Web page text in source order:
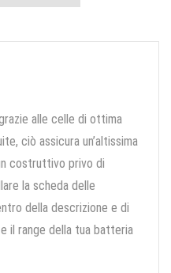
alle celle di ottima
ciò assicura un’altissima
costruttivo privo di
la scheda delle
della descrizione e di
il range della tua batteria